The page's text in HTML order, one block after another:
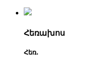
Հեռախոս
Հեռ․